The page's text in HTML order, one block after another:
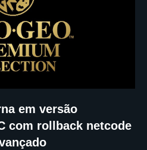
em versão
com rollback netcode